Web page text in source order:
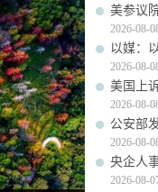
美参议
2026-08-
以媒：
2026-08-
美国上
2026-08-
公安部
2026-08-
央企人
2026-08-